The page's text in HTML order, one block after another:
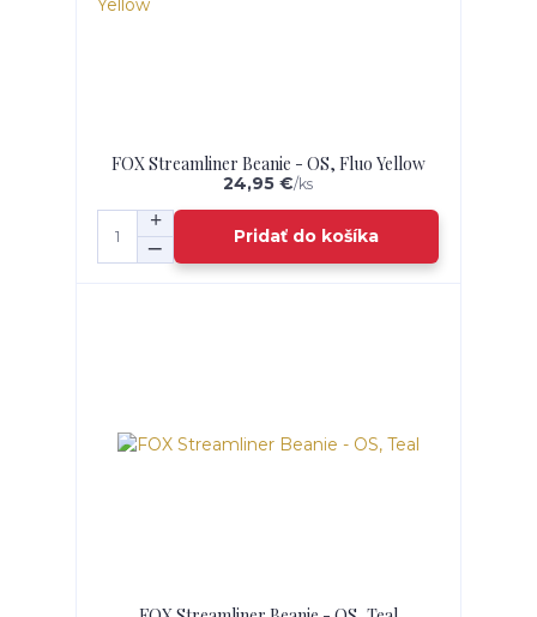
FOX Streamliner Beanie - OS, Fluo Yellow
24,95 €/ks
Pridať do košíka